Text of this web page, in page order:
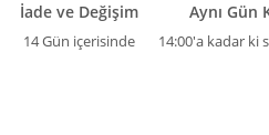
İade ve Değişim
14 Gün içerisinde
Aynı Gün
14:00'a kadar ki